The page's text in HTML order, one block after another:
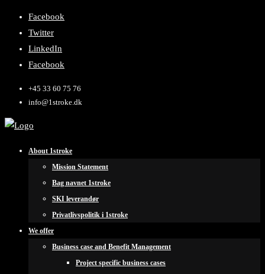
Facebook
Twitter
LinkedIn
Facebook
+45 33 60 75 76
info@1stroke.dk
About 1stroke
Mission Statement
Bag navnet 1stroke
SKI leverandør
Privatlivspolitik i 1stroke
We offer
Business case and Benefit Management
Project specific business cases